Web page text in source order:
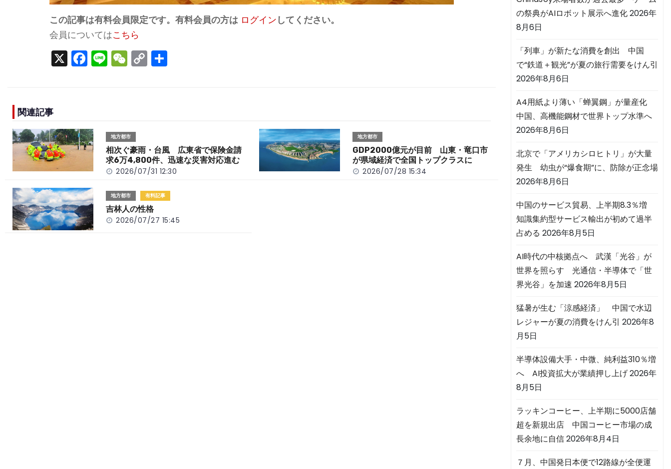
この記事は有料会員限定です。有料会員の方は ログイン してください。
会員についてはこちら
X F
o
o
k
Li W
t
C
k
関連記事
地方都市
相次ぐ豪雨・台風 広東省で保険金請
求6万4,800件、迅速な災害対応進む
2026/07/31 12:30
地方都市
GDP2000億元が目前 山東・竜口市
が県域経済で全国トップクラスに
2026/07/28 15:34
地方都市 有料記事
吉林人の性格
2026/07/27 15:45
の祭典がAIロボット展示へ進化2026年
8月6日
「列車」が新たな消費を創出 中国
で“鉄道＋観光”が夏の旅行需要をけん引
2026年8月6日
A4用紙より薄い「蝉翼鋼」が量産化
中国、高機能鋼材で世界トップ水準へ
2026年8月6日
北京で「アメリカシロヒトリ」が大量
発生 幼虫が“爆食期”に、防除が正念場
2026年8月6日
中国のサービス貿易、上半期8.3％増
知識集約型サービス輸出が初めて過半
占める 2026年8月5日
AI時代の中核拠点へ 武漢「光谷」が
世界を照らす 光通信・半導体で「世
界光谷」を加速 2026年8月5日
猛暑が生む「涼感経済」 中国で水辺
レジャーが夏の消費をけん引 2026年8
月5日
半導体設備大手・中微、純利益310％増
へ AI投資拡大が業績押し上げ2026年
8月5日
ラッキンコーヒー、上半期に5000店舗
超を新規出店 中国コーヒー市場の成
長余地に自信2026年8月4日
７月、中国発日本便で12路線が全便運